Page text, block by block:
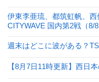
伊東李亜琉、都筑虹帆、西
CITYWAVE 国内第2戦（8/8
週末はどこに波がある？
【8月7日11時更新】西日